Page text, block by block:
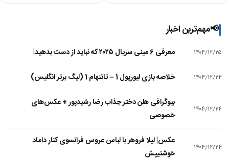
📢مهم‌ترین اخبار
۱۴۰۴/۱۲/۲۵ معرفی ۶ مینی سریال ۲۰۲۵ که نباید از دست بدهید!
۱۴۰۴/۱۲/۲۴ خلاصه بازی لیورپول 1 – تاتنهام 1 (لیگ برتر انگلیس)
۱۴۰۴/۱۲/۲۴
بیوگرافی هلن دختر جذاب رضا رشیدپور + عکس‌های
خصوصی
۱۴۰۴/۱۲/۲۴
عکس| لیلا فروهر با لباس عروس فرانسوی کنار داماد
خوشتیپش